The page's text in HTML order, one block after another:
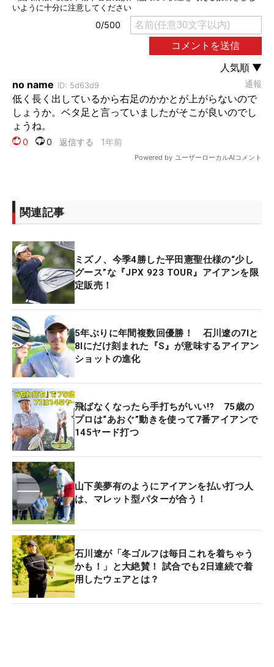
関連記事
ミズノ、今季4勝した平田憲聖仕様の“少し
グース”な『JPX 923 TOUR』アイアンを限
定販売！
5年ぶりに年間複数回優勝！ 石川遼の7Iと
8Iにだけ刻まれた『S』が意味するアイアン
ショットの進化
飛ばなくなったら手打ちがいい!? 75歳の
プロは“あおぐ”動きを使って7番アイアンで
145ヤード打つ
山下美夢有のようにアイアンを払い打つ人
は、マレット型パターが合う！
石川遼が「冬ゴルフは毎日これを着ちゃう
かも！」と大絶賛！ 試合でも2日連続で着
用したウェアとは？